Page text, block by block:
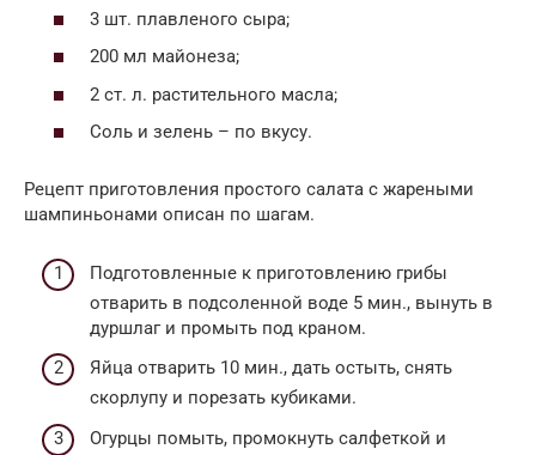
3 шт. плавленого сыра;
200 мл майонеза;
2 ст. л. растительного масла;
Соль и зелень – по вкусу.
Рецепт приготовления простого салата с жареными
шампиньонами описан по шагам.
Подготовленные к приготовлению грибы
отварить в подсоленной воде 5 мин., вынуть в
дуршлаг и промыть под краном.
Яйца отварить 10 мин., дать остыть, снять
скорлупу и порезать кубиками.
Огурцы помыть, промокнуть салфеткой и